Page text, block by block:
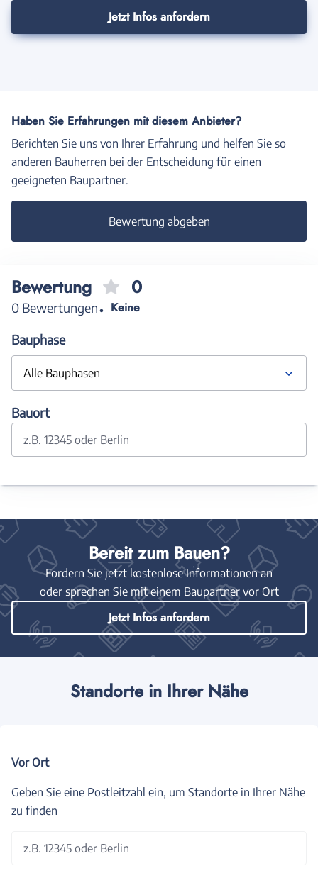
Jetzt Infos anfordern
Haben Sie Erfahrungen mit diesem Anbieter?
Berichten Sie uns von Ihrer Erfahrung und helfen Sie so
anderen Bauherren bei der Entscheidung für einen
geeigneten Baupartner.
Bewertung abgeben
Bewertung 0
0 Bewertungen
Keine
Bauphase
Alle Bauphasen
Bauort
z.B. 12345 oder Berlin
Bereit zum Bauen?
Fordern Sie jetzt kostenlose Informationen an
oder sprechen Sie mit einem Baupartner vor Ort
Jetzt Infos anfordern
Standorte in Ihrer Nähe
Vor Ort
Geben Sie eine Postleitzahl ein, um Standorte in Ihrer Nähe
zu finden
z.B. 12345 oder Berlin